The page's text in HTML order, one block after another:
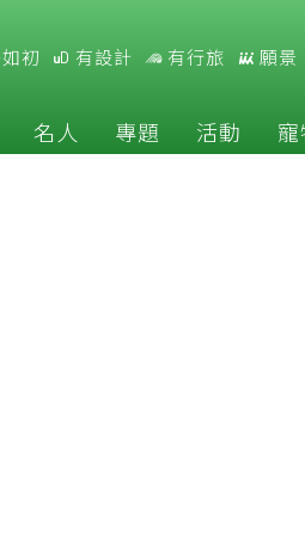
初 有設計 有行旅 願景
名人 專題 活動